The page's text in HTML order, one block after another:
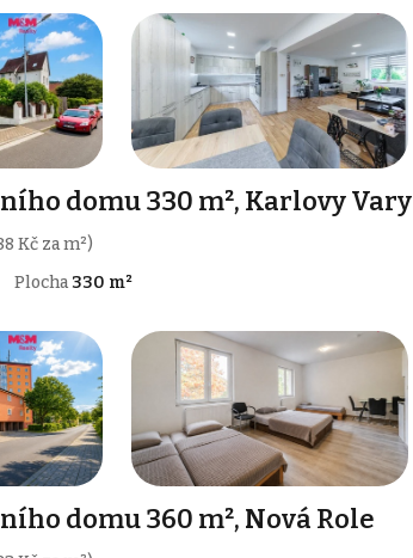
domu 330 m², Karlovy Vary
Kč za m²)
Plocha 330 m²
domu 360 m², Nová Role